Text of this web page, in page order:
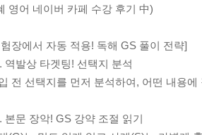
영어 네이버 카페 수강 후기 中)
장에서 자동 적용! 독해 GS 풀이 전략]
역발상 타겟팅! 선택지 분석
전 선택지를 먼저 분석하여, 어떤 내용
본문 장악! GS 강약 조절 읽기